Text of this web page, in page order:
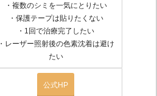
・複数のシミを一気にとりたい
・保護テープは貼りたくない
・1回で治療完了したい
・レーザー照射後の色素沈着は避け
たい
公式HP